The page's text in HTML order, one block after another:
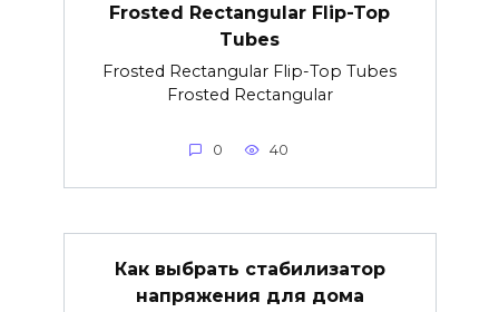
Frosted Rectangular Flip-Top
Tubes
Frosted Rectangular Flip-Top Tubes
Frosted Rectangular
0 40
Как выбрать стабилизатор
напряжения для дома